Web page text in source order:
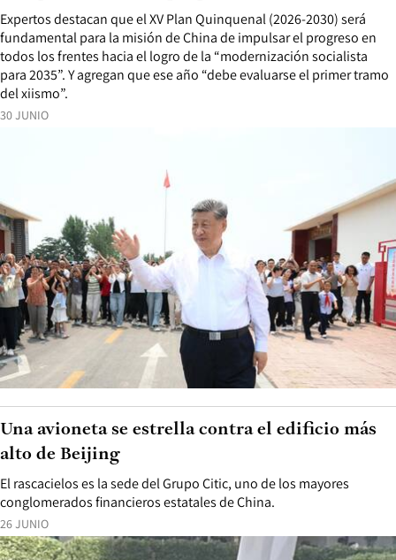
30 JUNIO
Expertos destacan que el XV Plan Quinquenal (2026-2030) será
fundamental para la misión de China de impulsar el progreso en
todos los frentes hacia el logro de la “modernización socialista
para 2035”. Y agregan que ese año “debe evaluarse el primer tramo
del xiismo”.
26 JUNIO
El rascacielos es la sede del Grupo Citic, uno de los mayores
conglomerados financieros estatales de China.
Una avioneta se estrella contra el edificio más
alto de Beijing